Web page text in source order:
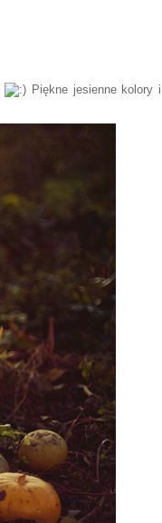
Piękne jesienne kolory i